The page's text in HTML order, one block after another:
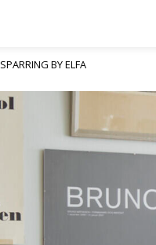
SPARRING BY ELFA